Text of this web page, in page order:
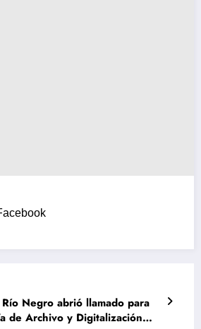
Negro abrió llamado para
de Archivo y Digitalización